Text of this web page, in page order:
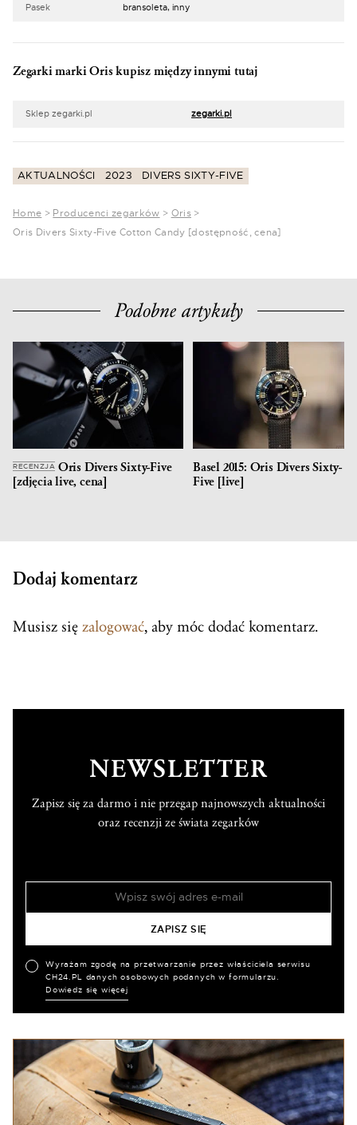
Pasek bransoleta, inny
Zegarki marki Oris kupisz między innymi tutaj
Sklep zegarki.pl zegarki.pl
AKTUALNOŚCI 2023 DIVERS SIXTY-FIVE
Home > Producenci zegarków > Oris>
Oris Divers Sixty-Five Cotton Candy [dostępność, cena]
Podobne artykuły
RECENZJA Oris Divers Sixty-Five
[zdjęcia live, cena]
Basel 2015: Oris Divers Sixty-
Five [live]
Dodaj komentarz
Musisz się zalogować, aby móc dodać komentarz.
NEWSLETTER
Zapisz się za darmo i nie przegap najnowszych aktualności
oraz recenzji ze świata zegarków
Wyrażam zgodę na przetwarzanie przez właściciela serwisu
CH24.PL danych osobowych podanych w formularzu.
Dowiedz się więcej